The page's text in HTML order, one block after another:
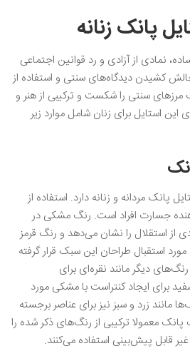
پانک زنانه
نمادی از آزادی و رد قوانین اجتماعی
کشیدن دیدگاه‌های سنتی و استفاده از
مرزهای سنتی را شکست و ترکیبی از هنر و
این استایل برای زنان شامل موارد زیر
پانک مردانه و زنانه دارد. استفاده از
جسارت افراد است. رنگ مشکی در
استقلال را نشان می‌دهد و رنگ قرمز
استقبال طراحان این سبک قرار گرفته
دیگر مانند نقره‌ای برای
برای ایجاد کنتراست با مشکی مورد
مانند زرد و سبز نیز برای عناصر برجسته
معمولا ترکیبی از رنگ‌های ذکر شده را
قابل پیش‌بینی استفاده می‌کنند.